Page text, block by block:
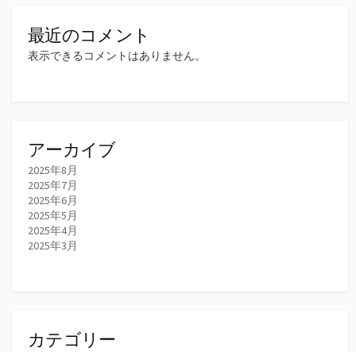
最近のコメント
表示できるコメントはありません。
アーカイブ
2025年8月
2025年7月
2025年6月
2025年5月
2025年4月
2025年3月
カテゴリー